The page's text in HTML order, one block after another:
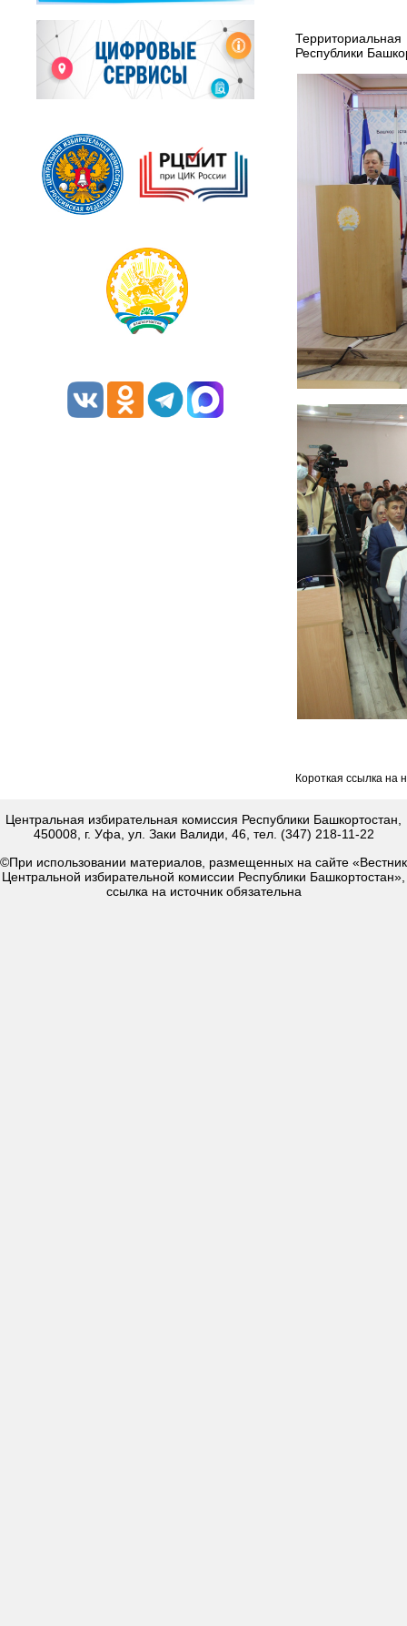
Республики
Короткая ссылка на
Центральная избирательная комиссия Республики Башкортостан,
450008, г. Уфа, ул. Заки Валиди, 46, тел. (347) 218-11-22
©При использовании материалов, размещенных на сайте «Вестник
Центральной избирательной комиссии Республики Башкортостан»,
ссылка на источник обязательна